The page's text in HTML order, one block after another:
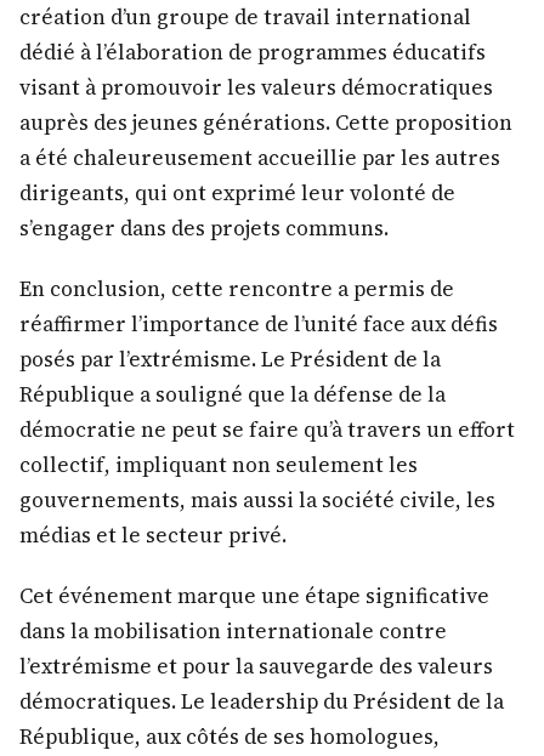
création d’un groupe de travail international
dédié à l’élaboration de programmes éducatifs
visant à promouvoir les valeurs démocratiques
auprès des jeunes générations. Cette proposition
a été chaleureusement accueillie par les autres
dirigeants, qui ont exprimé leur volonté de
s’engager dans des projets communs.
En conclusion, cette rencontre a permis de
réaffirmer l’importance de l’unité face aux défis
posés par l’extrémisme. Le Président de la
République a souligné que la défense de la
démocratie ne peut se faire qu’à travers un effort
collectif, impliquant non seulement les
gouvernements, mais aussi la société civile, les
médias et le secteur privé.
Cet événement marque une étape significative
dans la mobilisation internationale contre
l’extrémisme et pour la sauvegarde des valeurs
démocratiques. Le leadership du Président de la
République, aux côtés de ses homologues,